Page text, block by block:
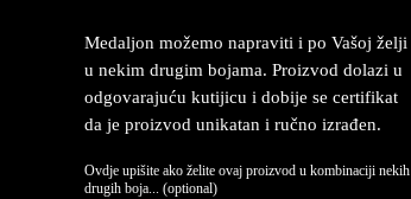
Medaljon možemo napraviti i po Vašoj želji
u nekim drugim bojama. Proizvod dolazi u
odgovarajuću kutijicu i dobije se certifikat
da je proizvod unikatan i ručno izrađen.
Ovdje upišite ako želite ovaj proizvod u kombinaciji nekih
drugih boja... (optional)